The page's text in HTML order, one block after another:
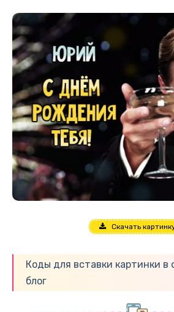
Скачать
Коды для вставки картинки в
блог